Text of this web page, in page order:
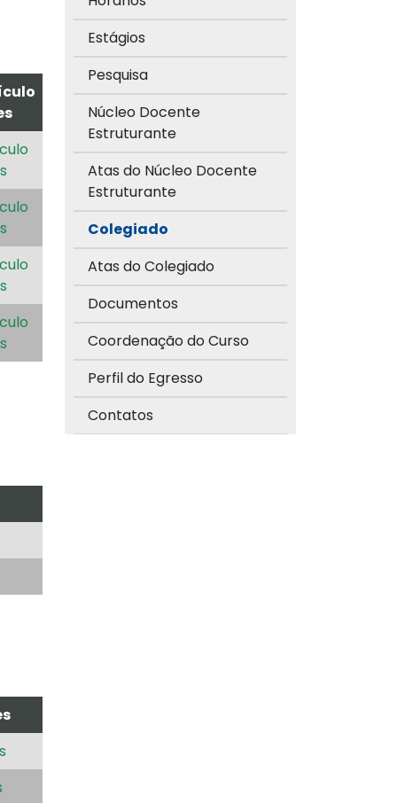
Estágios
Pesquisa
Núcleo Docente
Estruturante
Atas do Núcleo Docente
Estruturante
Colegiado
Atas do Colegiado
Documentos
Coordenação do Curso
Perfil do Egresso
Contatos